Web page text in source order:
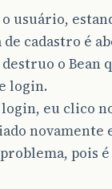
usuário,
de cadastro é
o Bean
login.
eu clico
novamente
pois